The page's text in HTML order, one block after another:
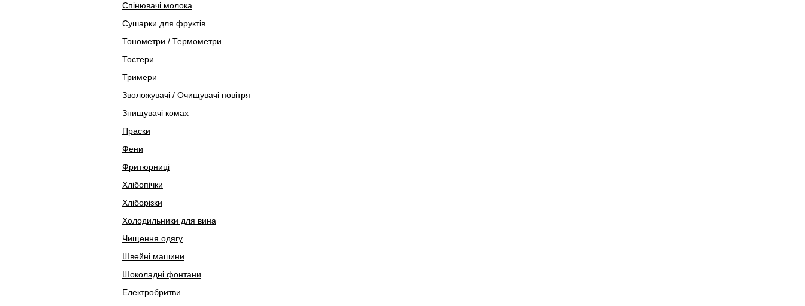
Спінювачі молока
Сушарки для фруктів
Тонометри / Термометри
Тостери
Тримери
Зволожувачі / Очищувачі повітря
Знищувачі комах
Праски
Фени
Фритюрниці
Хлібопічки
Хліборізки
Холодильники для вина
Чищення одягу
Швейні машини
Шоколадні фонтани
Електробритви